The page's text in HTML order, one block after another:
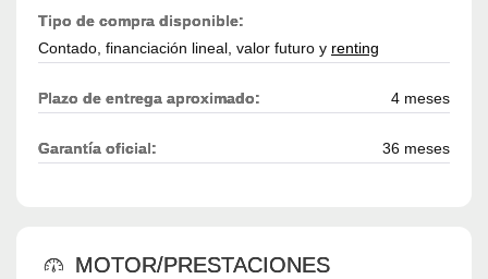
Tipo de compra disponible:
Contado, financiación lineal, valor futuro y renting
Plazo de entrega aproximado: 4 meses
Garantía oficial: 36 meses
MOTOR/PRESTACIONES